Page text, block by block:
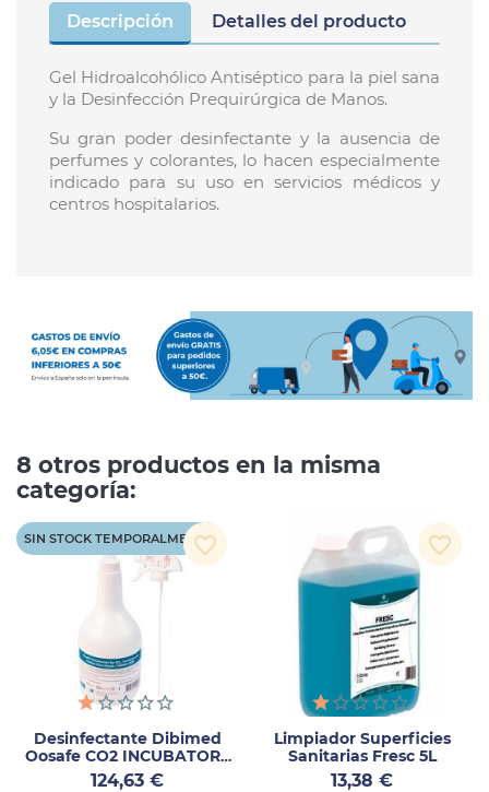
Descripción Detalles del producto
Gel Hidroalcohólico Antiséptico para la piel sana
y la Desinfección Prequirúrgica de Manos.
Su gran poder desinfectante y la ausencia de
perfumes y colorantes, lo hacen especialmente
indicado para su uso en servicios médicos y
centros hospitalarios.
8 otros productos en la misma
categoría:
Desinfectante Dibimed
Oosafe CO2 INCUBATORS
1L
Precio
124,63 €
SIN STOCK TEMPORALMENTE
favorite_border
Limpiador Superficies
Sanitarias Fresc 5L
Precio
13,38 €
favorite_border